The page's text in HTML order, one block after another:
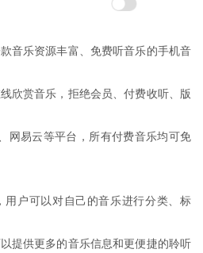
音乐资源丰富、免费听音乐的手机音
欣赏音乐，拒绝会员、付费收听、版
网易云等平台，所有付费音乐均可免
户可以对自己的音乐进行分类、标
提供更多的音乐信息和更便捷的聆听